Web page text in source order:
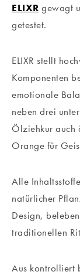
ELIXR gewagt
getestet.
ELIXR stellt
Komponenten
emotionale
neben drei
Ölziehkur auch
Orange für
Alle
natürlicher
Design,
traditionellen
Aus kontrolliert